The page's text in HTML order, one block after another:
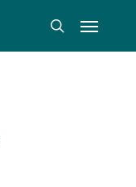
搜索
菜单